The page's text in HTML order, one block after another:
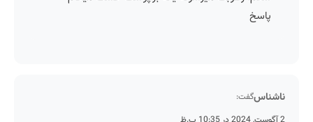
پاسخ
ناشناسگفت: